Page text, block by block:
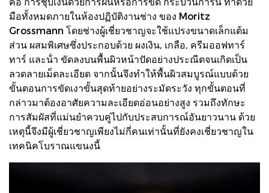
มือทั้งหมดภายในห้องปฏิบัติงานช่าง ของ Moritz
Grossmann โดยช่างผู้เชี่ยวชาญจะใช้แปรงขนาดเล็กแต้ม
ส่วน ผสมพิเศษซึ่งประกอบด้วย ผงเงิน, เกลือ, ครีมออฟทาร์
ทาร์ และน้ํา ขัดลงบนพื้นผิวหน้าปัดอย่างประณีตจนเกิดเป็น
ลวดลายเม็ดละเอียด จากนั้นจึงทําให้พื้นผิวสมบูรณ์แบบด้วย
ขั้นตอนการขัดเงาขั้นสุดท้ายอย่างระมัดระวัง ทุกขั้นตอนที่
กล่าวมาต้องอาศัยความละเอียดอ่อนอย่างสูง รวมถึงทักษะ
การสัมผัสที่แม่นยําควบคู่ไปกับประสบการณ์อันยาวนาน ด้วย
เหตุนี้จึงมีผู้เชี่ยวชาญเพียงไม่กี่คนเท่านั้นที่ยังคงเชี่ยวชาญใน
เทคนิคโบราณแขนงนี้